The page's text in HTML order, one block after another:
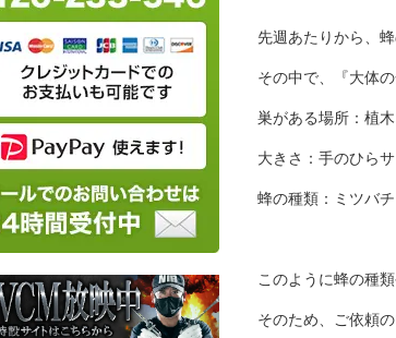
先週あたりから、
その中で、『大体
巣がある場所：植
大きさ：手のひら
蜂の種類：ミツバ
このように蜂の種
そのため、ご依頼